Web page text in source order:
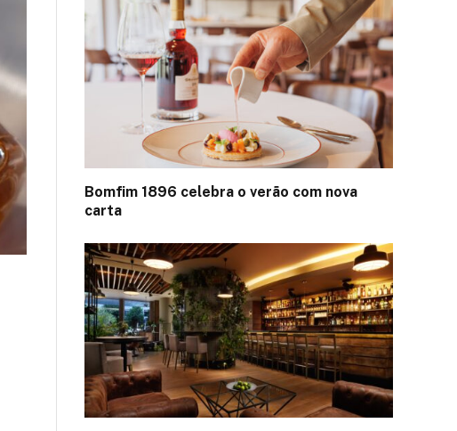
Bomfim 1896 celebra o verão com nova
carta